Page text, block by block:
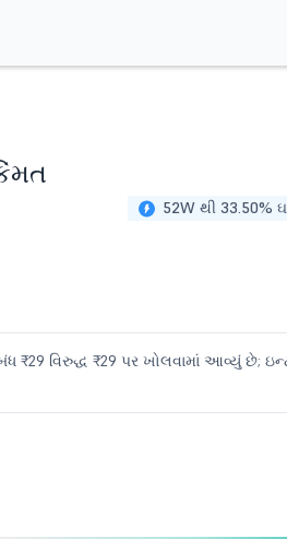
52W થી 33.50%
₹29 વિરુદ્ધ ₹29 પર ખોલવામાં આવ્યું છે;